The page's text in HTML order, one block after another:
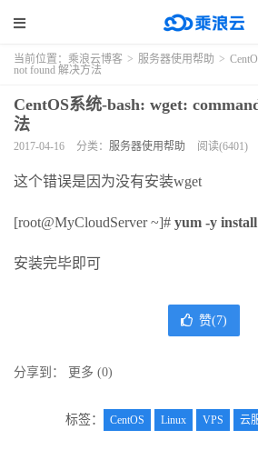
当前位置： 乘浪云博客 > 服务器使用帮助 >
not found 解决方法
CentOS系统-bash: wget:
法
2017-04-16 分类： 服务器使用帮助 阅读(6401)
这个错误是因为没有安装wget
[root@MyCloudServer ~]# yum -y
安装完毕即可
赞(7)
分享到： 更多 (0)
标签： CentOS Linux VPS 云